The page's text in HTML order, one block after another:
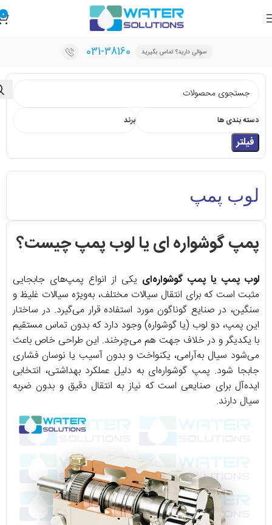
0
سوالی دارید؟ تماس بگیرید 031-38160
دسته بندی ها برند
فیلتر
لوب پمپ
پمپ گوشواره ای یا لوب پمپ چیست؟
لوب پمپ یا پمپ گوشواره‌ای یکی از انواع پمپ‌های جابجایی
مثبت است که برای انتقال سیالات مختلف، به‌ویژه سیالات غلیظ و
سنگین، در صنایع گوناگون مورد استفاده قرار می‌گیرد. در ساختار
این پمپ، دو لوب (یا گوشواره) وجود دارد که بدون تماس مستقیم
با یکدیگر و در خلاف جهت هم می‌چرخند. این طراحی خاص باعث
می‌شود سیال به‌آرامی، یکنواخت و بدون آسیب یا نوسان فشاری
جابجا شود. پمپ گوشواره‌ای به دلیل عملکرد بهداشتی، انتخابی
ایده‌آل برای صنایعی است که نیاز به انتقال دقیق و بدون ضربه
سیال دارند.